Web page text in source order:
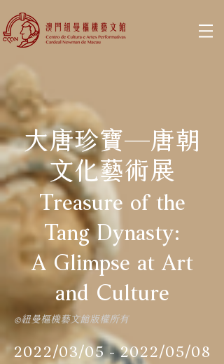
大唐珍寶—唐朝
文化藝術展
Treasure of the
Tang Dynasty:
A Glimpse at Art
and Culture
©紐曼樞機藝文館版權所有
2022/03/05 - 2022/05/08